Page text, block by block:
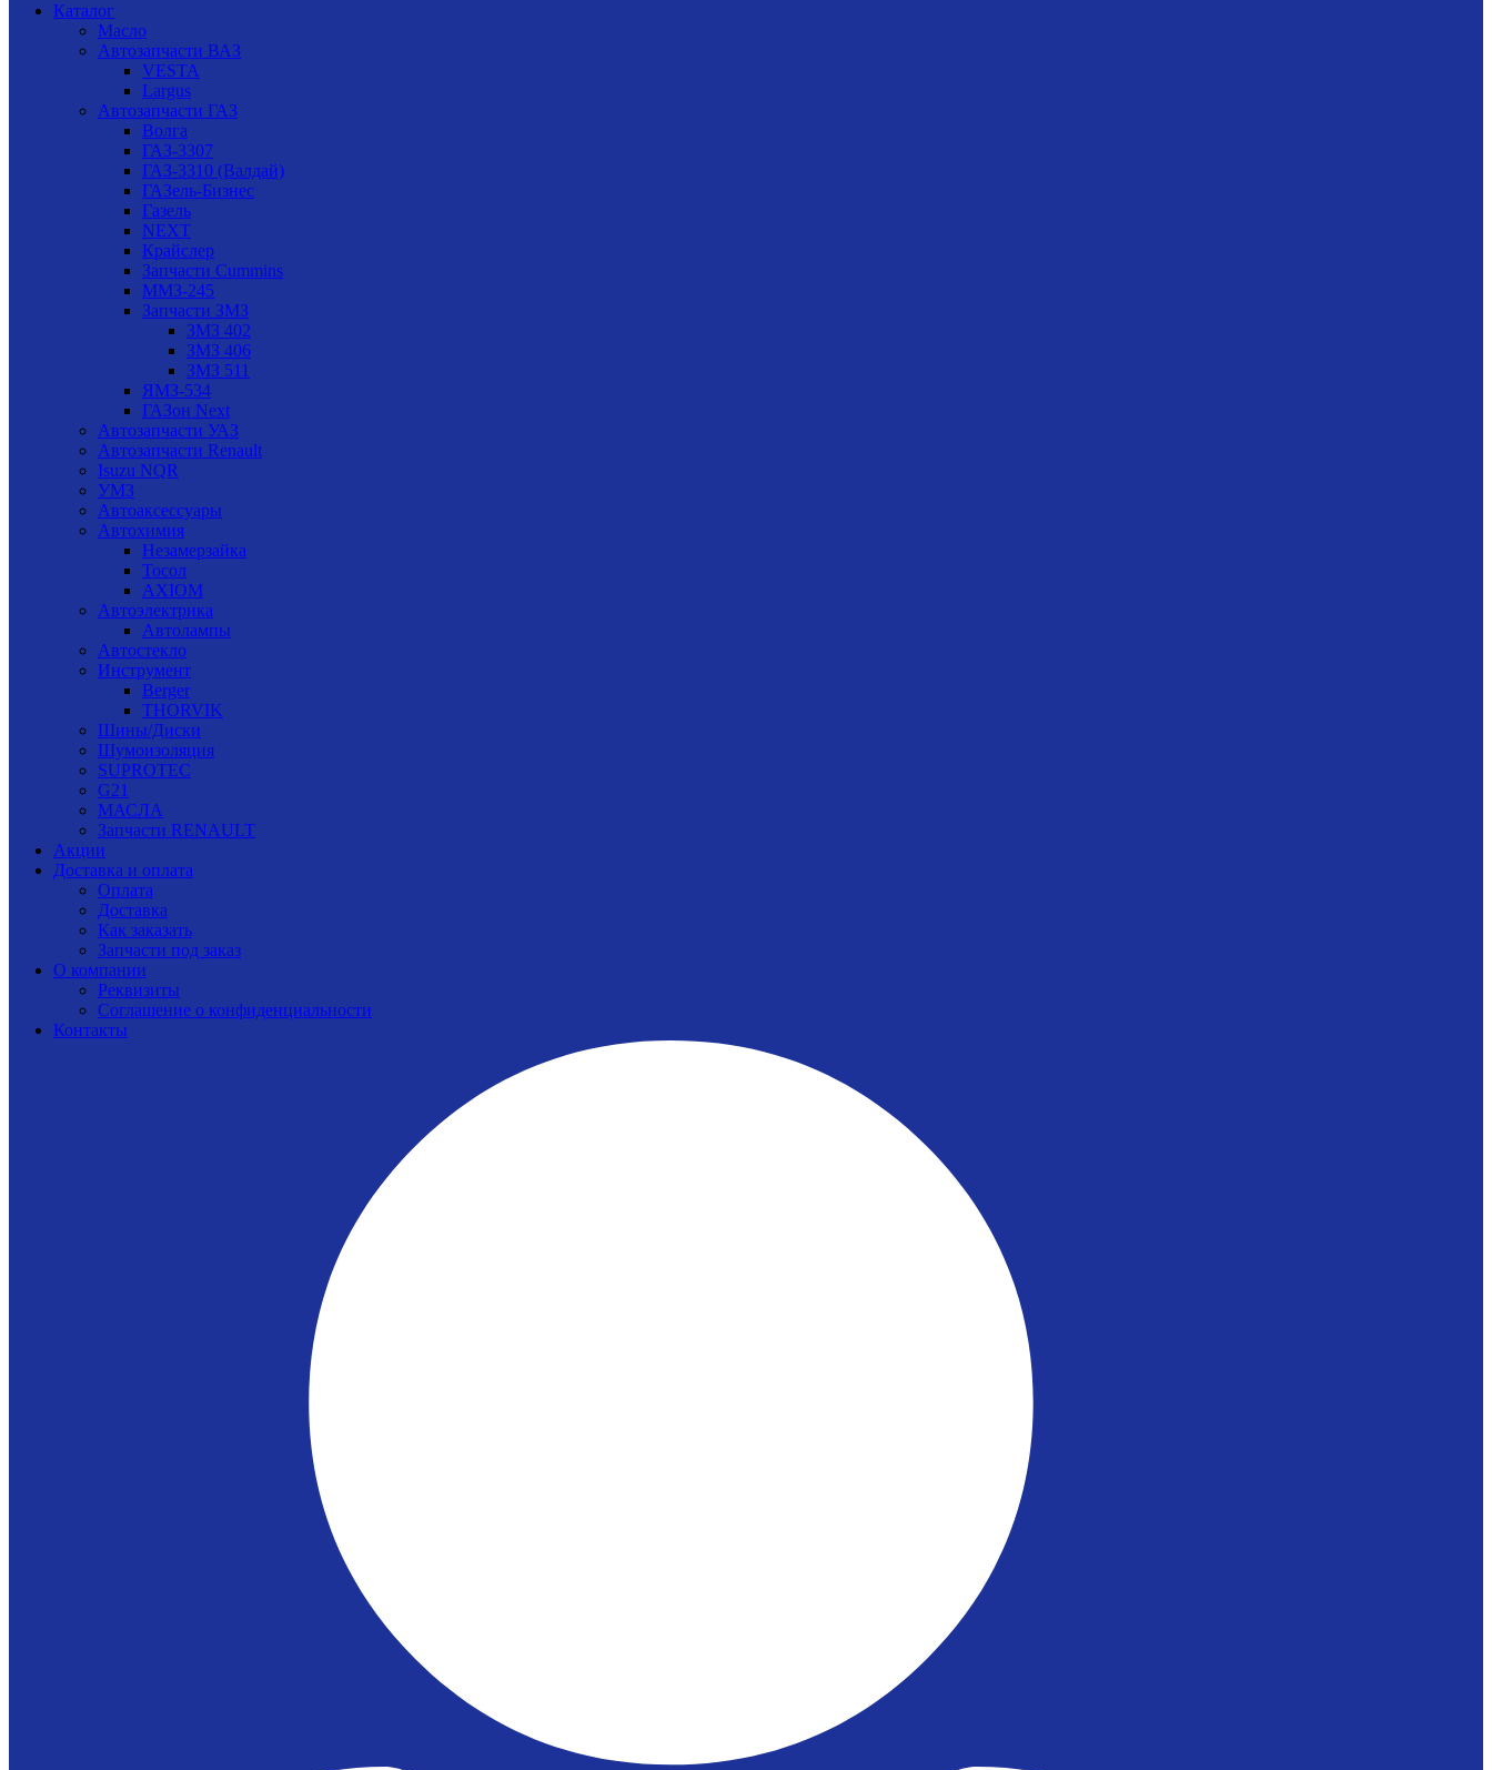
Каталог
Масло
Автозапчасти ВАЗ
VESTA
Largus
Автозапчасти ГАЗ
Волга
ГАЗ-3307
ГАЗ-3310 (Валдай)
ГАЗель-Бизнес
Газель
NEXT
Крайслер
Запчасти Cummins
ММЗ-245
Запчасти ЗМЗ
ЗМЗ 402
ЗМЗ 406
ЗМЗ 511
ЯМЗ-534
ГАЗон Next
Автозапчасти УАЗ
Автозапчасти Renault
Isuzu NQR
УМЗ
Автоаксессуары
Автохимия
Незамерзайка
Тосол
AXIOM
Автоэлектрика
Автолампы
Автостекло
Инструмент
Berger
THORVIK
Шины/Диски
Шумоизоляция
SUPROTEC
G21
МАСЛА
Запчасти RENAULT
Акции
Доставка и оплата
Оплата
Доставка
Как заказать
Запчасти под заказ
О компании
Реквизиты
Соглашение о конфиденциальности
Контакты